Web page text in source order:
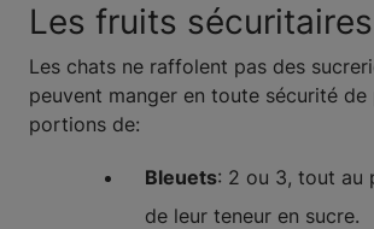
Les fruits sécuritaires
Les chats ne raffolent pas des
peuvent manger en toute sécurité de
portions de:
Bleuets: 2 ou 3, tout au
de leur teneur en sucre.